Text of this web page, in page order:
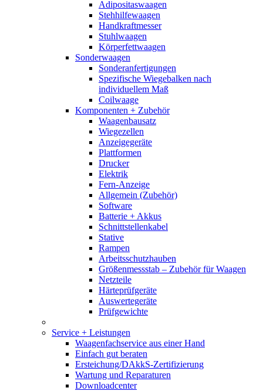
Adipositaswaagen
Stehhilfewaagen
Handkraftmesser
Stuhlwaagen
Körperfettwaagen
Sonderwaagen
Sonderanfertigungen
Spezifische Wiegebalken nach
individuellem Maß
Coilwaage
Komponenten + Zubehör
Waagenbausatz
Wiegezellen
Anzeigegeräte
Plattformen
Drucker
Elektrik
Fern-Anzeige
Allgemein (Zubehör)
Software
Batterie + Akkus
Schnittstellenkabel
Stative
Rampen
Arbeitsschutzhauben
Größenmessstab – Zubehör für Waagen
Netzteile
Härteprüfgeräte
Auswertegeräte
Prüfgewichte
Service + Leistungen
Waagenfachservice aus einer Hand
Einfach gut beraten
Ersteichung/DAkkS-Zertifizierung
Wartung und Reparaturen
Downloadcenter